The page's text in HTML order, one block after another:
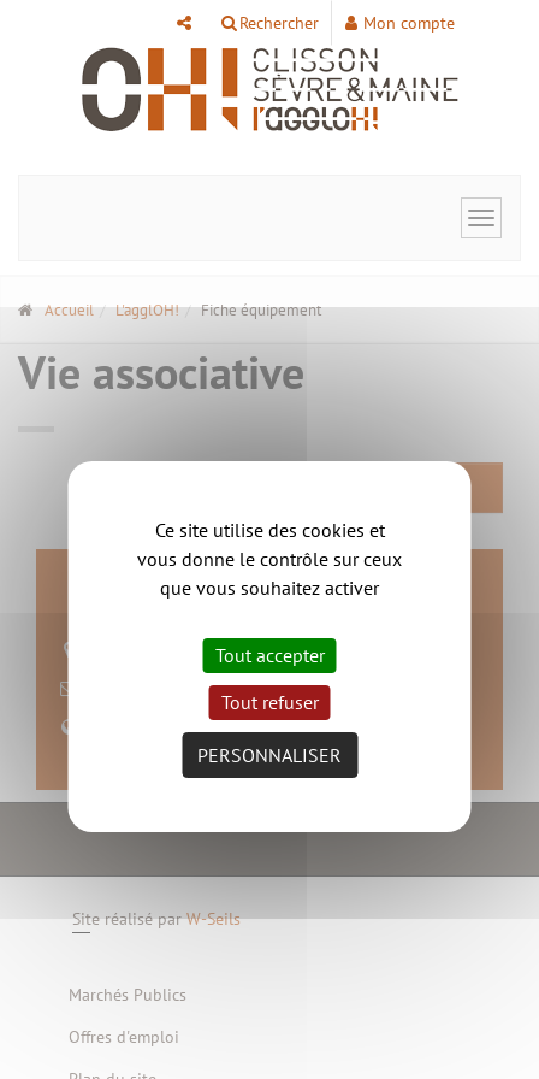
Rechercher Mon compte
Toggle
Accueil L'agglOH! Fiche équipement
Vie associative
Contact
44190 Boussay
Site réalisé parW-Seils
Marchés Publics
Offres d'emploi
Panneau de gestion des cookies
Ce site utilise des cookies et
vous donne le contrôle sur ceux
que vous souhaitez activer
Tout accepter
Tout refuser
PERSONNALISER